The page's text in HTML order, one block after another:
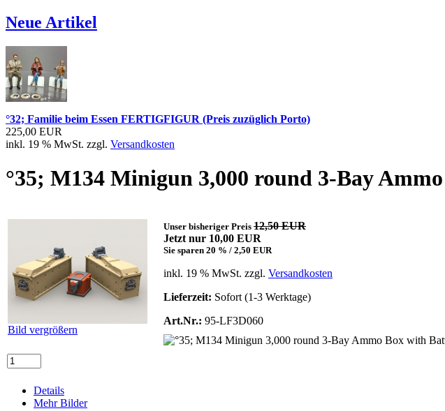
Neue Artikel
°32; Familie beim Essen FERTIGFIGUR (Preis zuzüglich Porto)
225,00 EUR
inkl. 19 % MwSt. zzgl. Versandkosten
°35; M134 Minigun 3,000 round 3-Bay
Bild vergrößern
Unser bisheriger Preis 12,50 EUR
Jetzt nur 10,00 EUR
Sie sparen 20 % / 2,50 EUR
inkl. 19 % MwSt. zzgl. Versandkosten
Lieferzeit: Sofort (1-3 Werktage)
Art.Nr.: 95-LF3D060
Details
Mehr Bilder